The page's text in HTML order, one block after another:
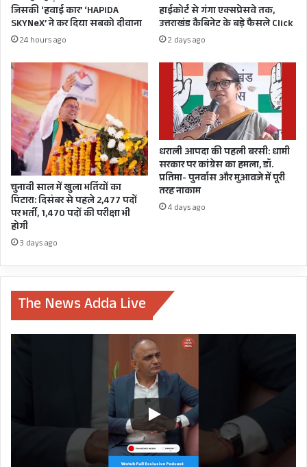
देगी,
वैक्सीन
नीति
बड़ा
बदलाव
जिसकी ‘हवाई कार’ ‘HAPIDA
SKYNeX’ ने कर दिया सबको दीवाना
24 hours ago
हाईकोर्ट से गंगा एक्सप्रेसवे तक,
उत्तराखंड कैबिनेट के बड़े फैसले Click
2 days ago
चुनावी साल में खुला भर्तियों का
पिटारा: दिसंबर से पहले 2,477 पदों
पर भर्ती, 1,470 पदों की परीक्षा भी
होगी
3 days ago
धराली आपदा की पहली बरसी: धामी
सरकार पर कांग्रेस का हमला, डॉ.
प्रतिमा- पुनर्वास और मुआवजे में पूरी
तरह नाकाम
4 days ago
The News Adda Live